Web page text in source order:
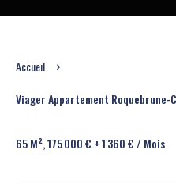
Accueil
Viager Appartement Roquebrune-
65 M², 175 000 € + 1 360 € / Mois